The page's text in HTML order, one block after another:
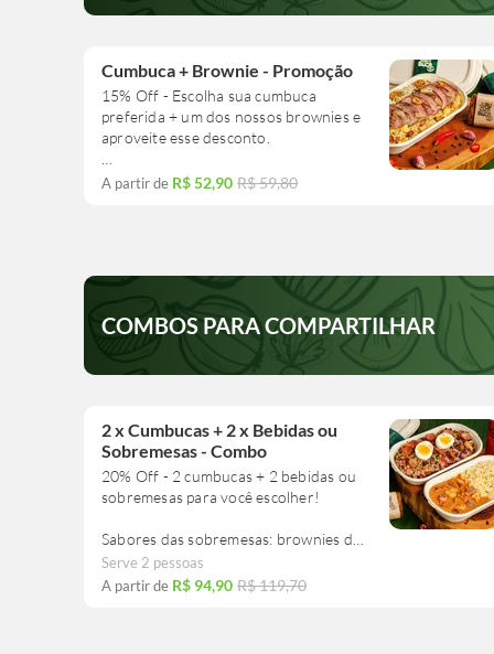
Cumbuca + Brownie - Promoção
15% Off - Escolha sua cumbuca
preferida + um dos nossos brownies e
aproveite esse desconto.
Sabores dos Brownies: chocolate ao
ainda pode acrescentar mais um se
A partir de R$ 52,90 R$ 59,80
COMBOS PARA COMPARTILHAR
2 x Cumbucas + 2 x Bebidas ou
Sobremesas - Combo
20% Off - 2 cumbucas + 2 bebidas ou
sobremesas para você escolher!
Sabores das sobremesas: brownies de
chocolate ao leite, chocolate meio
amargo, duo, nozes e Nutella.
Serve 2 pessoas
A partir de R$ 94,90 R$ 119,70